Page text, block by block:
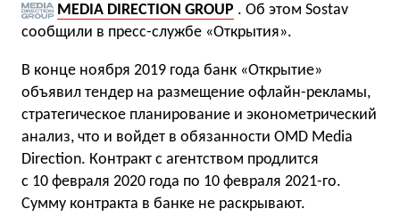
MEDIA DIRECTION GROUP . Об этом Sostav
сообщили в пресс-службе «Открытия».
В конце ноября 2019 года банк «Открытие»
объявил тендер на размещение офлайн-рекламы,
стратегическое планирование и эконометрический
анализ, что и войдет в обязанности OMD Media
Direction. Контракт с агентством продлится
с 10 февраля 2020 года по 10 февраля 2021-го.
Сумму контракта в банке не раскрывают.